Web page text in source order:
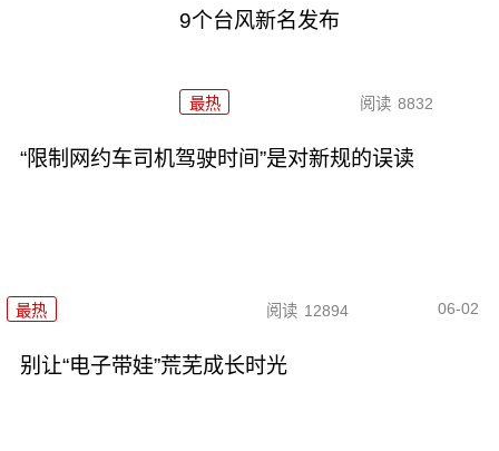
9个台风新名发布
最热 阅读 8832
“限制网约车司机驾驶时间”是对新规的误读
最热 阅读 12894 06-02
别让“电子带娃”荒芜成长时光